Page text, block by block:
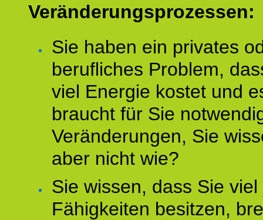
Veränderungsprozessen:
Sie haben ein privates
berufliches Problem,
viel Energie kostet und
braucht für Sie
Veränderungen, Sie
aber nicht wie?
Sie wissen, dass Sie
Fähigkeiten besitzen,